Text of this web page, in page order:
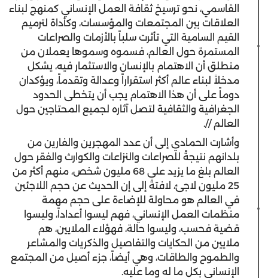
القاسمي، نحو ترسيخ ثقافة العمل الإنساني كمنهج لبناء
العلاقات بين المجتمعات والمؤسسات، وكأداة لترميم
القيم السامية التي تأثرت سلباً بالأزمات والصراعات
المستمرة حول العالم، فسموه وسموها يعملان من
منطلق أن الاهتمام بالإنسان والاستثمار فيه، يشكل
مدخلاً لبناء عالم أكثر استقراراً وعدالة وتقدماً، ويؤكدان
دوماً على أن هذا الاهتمام يجب أن يتخطى الحدود
الجغرافية والثقافية لتصل آثاره لجميع المحتاجين حول
العالم //.
وأشارت الحمادي إلى أن عدد المهجرين والفارين من
بلدانهم نتيجةً للصراعات والنزاعات والكوارث والفقر حول
العالم بلغ ما يزيد على 68 مليون شخص، منهم أكثر من
25 مليون لاجئ، لافتةً إلى إن الحديث عن حجم اللاجئين
في العالم هو محاولة للإضاءة على حجم مهمة
منظمات العمل الإنساني، فهم ليسوا أعداداً، وليسوا
قضية فحسب، وليسوا حالة، فهؤلاء الملايين، هم
ملايين من الحكايات والتفاصيل والذكريات والمشاعر
والطموح والطاقات، وهي أيضاً، جزء أصيل من المجتمع
الإنساني بكل ما له وما عليه.